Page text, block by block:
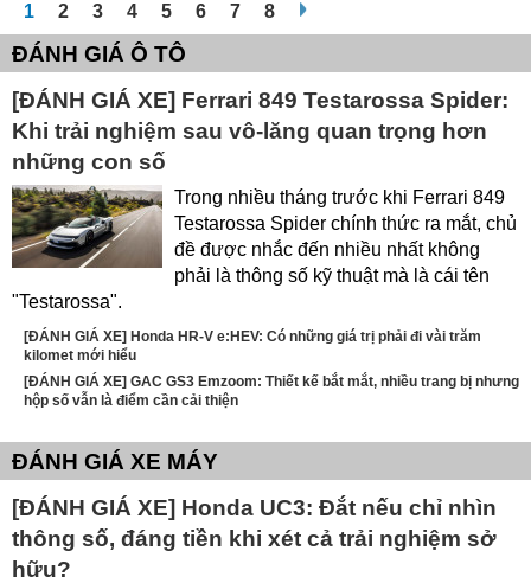
1 2 3 4 5 6 7 8
ĐÁNH GIÁ Ô TÔ
[ĐÁNH GIÁ XE] Ferrari 849 Testarossa Spider:
Khi trải nghiệm sau vô-lăng quan trọng hơn
những con số
Trong nhiều tháng trước khi Ferrari 849
Testarossa Spider chính thức ra mắt, chủ
đề được nhắc đến nhiều nhất không
phải là thông số kỹ thuật mà là cái tên
"Testarossa".
[ĐÁNH GIÁ XE] Honda HR-V e:HEV: Có những giá trị phải đi vài trăm
kilomet mới hiểu
[ĐÁNH GIÁ XE] GAC GS3 Emzoom: Thiết kế bắt mắt, nhiều trang bị nhưng
hộp số vẫn là điểm cần cải thiện
ĐÁNH GIÁ XE MÁY
[ĐÁNH GIÁ XE] Honda UC3: Đắt nếu chỉ nhìn
thông số, đáng tiền khi xét cả trải nghiệm sở
hữu?